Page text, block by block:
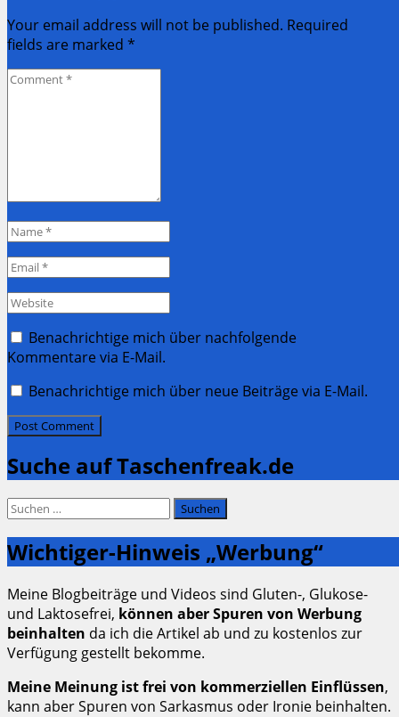
Your email address will not be published. Required
fields are marked *
Comment
Name
Email
Website
Benachrichtige mich über nachfolgende
Kommentare via E-Mail.
Benachrichtige mich über neue Beiträge via E-Mail.
Suche auf Taschenfreak.de
Suchen
Wichtiger-Hinweis „Werbung“
Meine Blogbeiträge und Videos sind Gluten-, Glukose-
und Laktosefrei, können aber Spuren von Werbung
beinhalten da ich die Artikel ab und zu kostenlos zur
Verfügung gestellt bekomme.
Meine Meinung ist frei von kommerziellen Einflüssen,
kann aber Spuren von Sarkasmus oder Ironie beinhalten.